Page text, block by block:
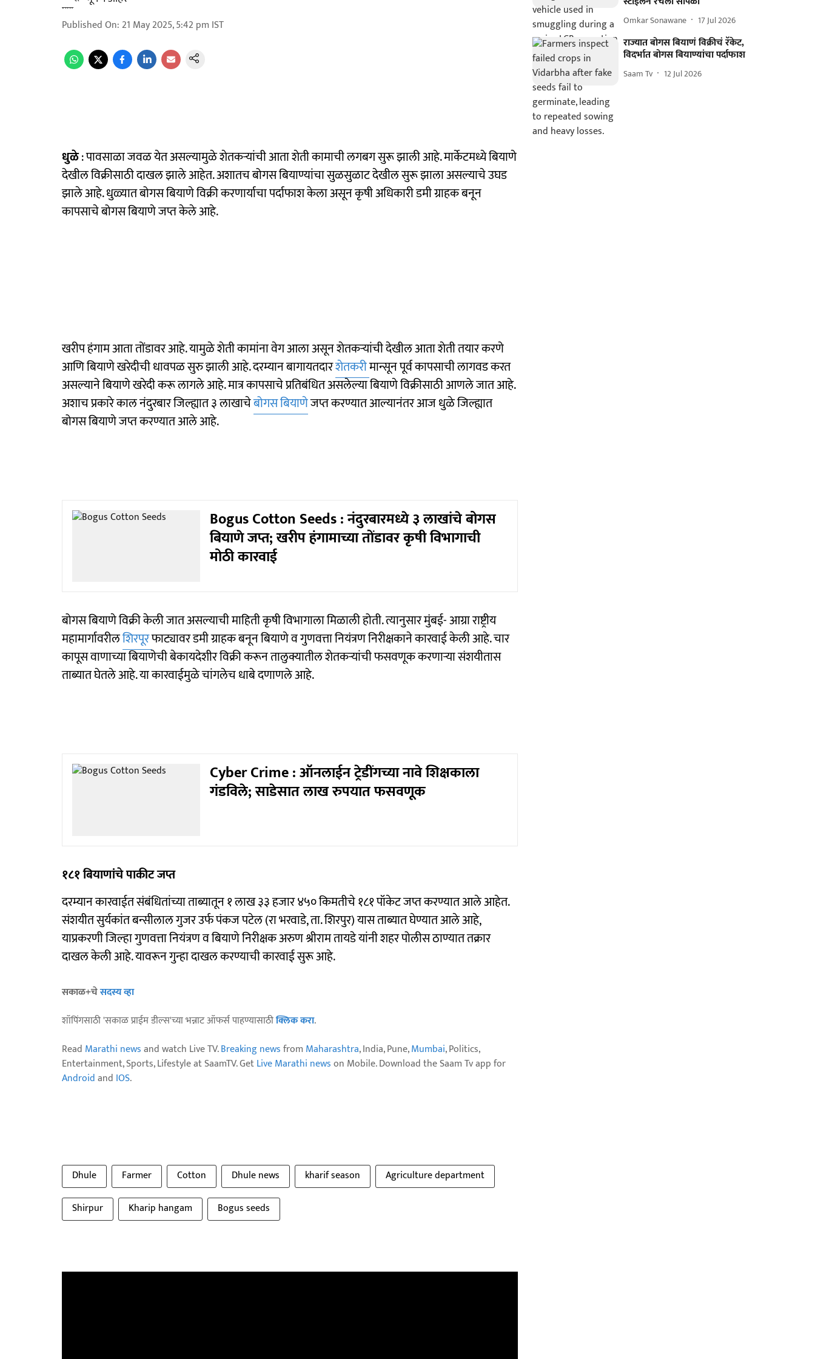
Published On: 21 May 2025, 5:42 pm IST
धुळे: पावसाळा जवळ येत असल्यामुळे शेतकऱ्यांची आता शेती कामाची लगबग सुरू झाली आहे. मार्केटमध्ये बियाणे
देखील विक्रीसाठी दाखल झाले आहेत. अशातच बोगस बियाण्यांचा सुळसुळाट देखील सुरू झाला असल्याचे उघड
झाले आहे. धुळ्यात बोगस बियाणे विक्री करणार्याचा पर्दाफाश केला असून कृषी अधिकारी डमी ग्राहक बनून
कापसाचे बोगस बियाणे जप्त केले आहे.
खरीप हंगाम आता तोंडावर आहे. यामुळे शेती कामांना वेग आला असून शेतकऱ्यांची देखील आता शेती तयार करणे
आणि बियाणे खरेदीची धावपळ सुरु झाली आहे. दरम्यान बागायतदारशेतकरीमान्सून पूर्व कापसाची लागवड करत
असल्याने बियाणे खरेदी करू लागले आहे. मात्र कापसाचे प्रतिबंधित असलेल्या बियाणे विक्रीसाठी आणले जात आहे.
अशाच प्रकारे काल नंदुरबार जिल्ह्यात ३ लाखाचेबोगस बियाणेजप्त करण्यात आल्यानंतर आज धुळे जिल्ह्यात
बोगस बियाणे जप्त करण्यात आले आहे.
Bogus Cotton Seeds : नंदुरबारमध्ये ३ लाखांचे बोगस
बियाणे जप्त; खरीप हंगामाच्या तोंडावर कृषी विभागाची
मोठी कारवाई
बोगस बियाणे विक्री केली जात असल्याची माहिती कृषी विभागाला मिळाली होती. त्यानुसार मुंबई- आग्रा राष्ट्रीय
महामार्गावरीलशिरपूरफाट्यावर डमी ग्राहक बनून बियाणे व गुणवत्ता नियंत्रण निरीक्षकाने कारवाई केली आहे. चार
कापूस वाणाच्या बियाणेची बेकायदेशीर विक्री करून तालुक्यातील शेतकऱ्यांची फसवणूक करणाऱ्या संशयीतास
ताब्यात घेतले आहे. या कारवाईमुळे चांगलेच धाबे दणाणले आहे.
Cyber Crime : ऑनलाईन ट्रेडींगच्या नावे शिक्षकाला
गंडविले; साडेसात लाख रुपयात फसवणूक
१८१ बियाणांचे पाकीट जप्त
दरम्यान कारवाईत संबंधितांच्या ताब्यातून १ लाख ३३ हजार ४५० किमतीचे १८१ पॉकेट जप्त करण्यात आले आहेत.
संशयीत सुर्यकांत बन्सीलाल गुजर उर्फ पंकज पटेल (रा भरवाडे, ता. शिरपुर) यास ताब्यात घेण्यात आले आहे,
याप्रकरणी जिल्हा गुणवत्ता नियंत्रण व बियाणे निरीक्षक अरुण श्रीराम तायडे यांनी शहर पोलीस ठाण्यात तक्रार
दाखल केली आहे. यावरून गुन्हा दाखल करण्याची कारवाई सुरू आहे.
सकाळ+चेसदस्य व्हा
शॉपिंगसाठी 'सकाळ प्राईम डील्स'च्या भन्नाट ऑफर्स पाहण्यासाठीक्लिक करा.
Read Marathi newsand watch Live TV.Breaking newsfrom Maharashtra, India, Pune,Mumbai, Politics,
Entertainment, Sports, Lifestyle at SaamTV. GetLive Marathi newson Mobile. Download the Saam Tv app for
Androidand IOS.
Dhule Farmer Cotton Dhule news kharif season
Agriculture department
Shirpur
Kharip hangam Bogus seeds
Omkar Sonawane 17 Jul 2026
राज्यात बोगस बियाणं विक्रीचं रॅकेट,
विदर्भात बोगस बियाण्यांचा पर्दाफाश
Saam Tv 12 Jul 2026